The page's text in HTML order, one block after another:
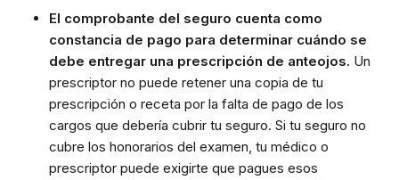
El comprobante del seguro cuenta como
constancia de pago para determinar cuándo se
debe entregar una prescripción de anteojos. Un
prescriptor no puede retener una copia de tu
prescripción o receta por la falta de pago de los
cargos que debería cubrir tu seguro. Si tu seguro no
cubre los honorarios del examen, tu médico o
prescriptor puede exigirte que pagues esos